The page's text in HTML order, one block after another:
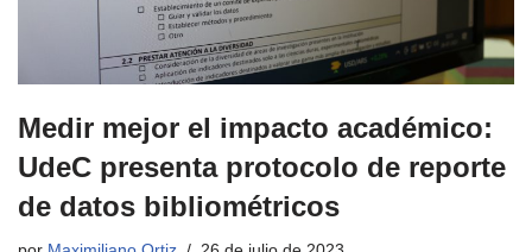
Medir mejor el impacto académico:
UdeC presenta protocolo de reporte
de datos bibliométricos